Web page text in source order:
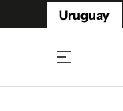
Uruguay